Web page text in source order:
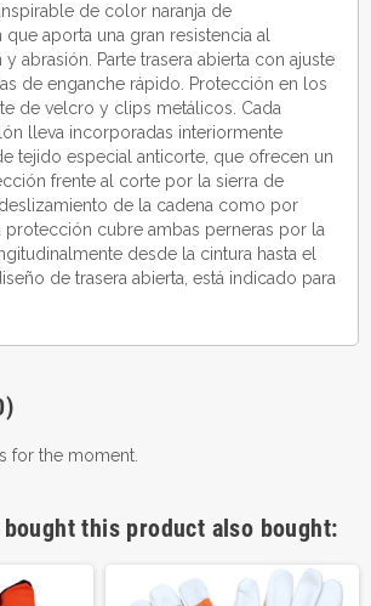
de color naranja de
aporta una gran resistencia al
abrasión. Parte trasera abierta con ajuste
de enganche rápido. Protección en los
de velcro y clips metálicos. Cada
lleva incorporadas interiormente
tejido especial anticorte, que ofrecen un
frente al corte por la sierra de
de la cadena como por
protección cubre ambas perneras por la
desde la cintura hasta el
de trasera abierta, está indicado para
for the moment.
this product also bought: